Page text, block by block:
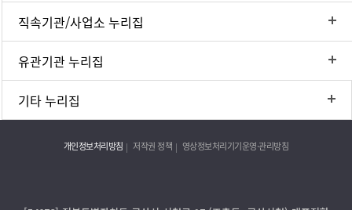
직속기관/사업소 누리집
유관기관 누리집
기타 누리집
개인정보처리방침 저작권 정책 영상정보처리기기운영·관리방침